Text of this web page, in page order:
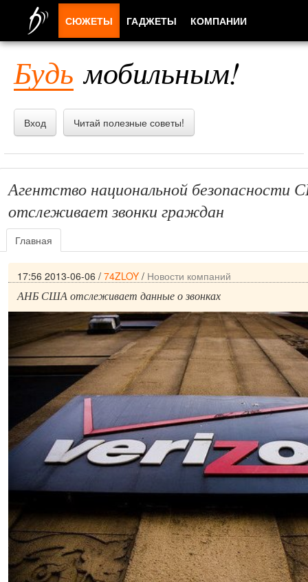
Будь мобильным!
Вход Читай полезные советы!
Агентство национальной безопасности
отслеживает звонки граждан
Главная
17:56 2013-06-06 / 74ZLOY / Новости компаний
АНБ США отслеживает данные о звонках
СЮЖЕТЫ ГАДЖЕТЫ КОМПАНИИ
ПРИЛОЖЕНИЯ